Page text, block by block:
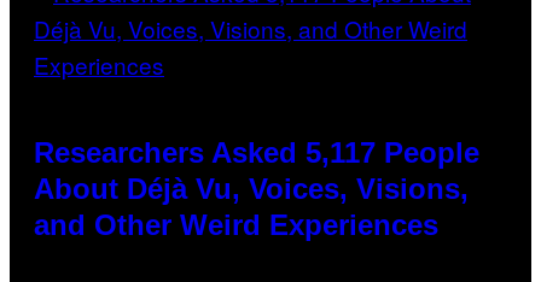
Researchers Asked 5,117 People
About Déjà Vu, Voices, Visions,
and Other Weird Experiences